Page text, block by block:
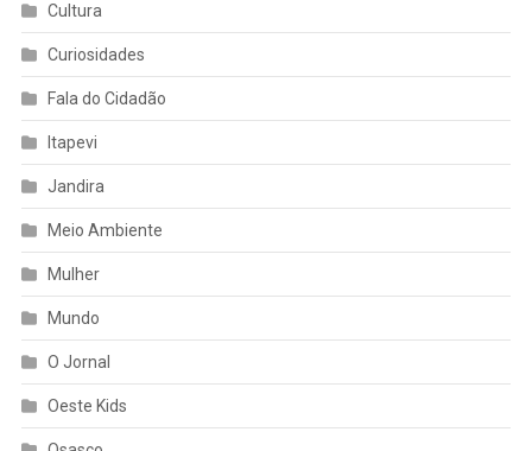
Cultura
Curiosidades
Fala do Cidadão
Itapevi
Jandira
Meio Ambiente
Mulher
Mundo
O Jornal
Oeste Kids